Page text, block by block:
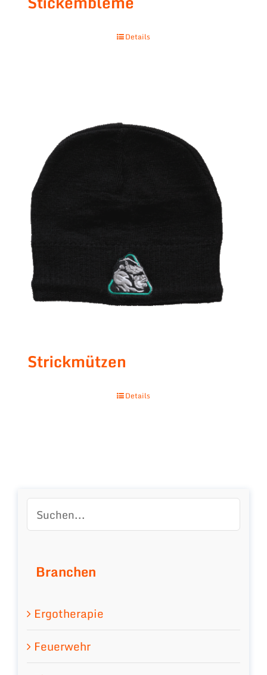
Details
Strickmützen
Details
Branchen
Ergotherapie
Feuerwehr